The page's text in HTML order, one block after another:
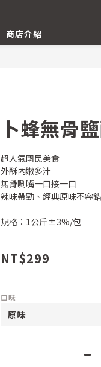
商店介紹
卜蜂無骨
超人氣國民美食
外酥內嫩多汁
無骨唰嘴一口接一口
辣味帶勁、經典原味不容
規格：1公斤±3%/包
NT$299
口味